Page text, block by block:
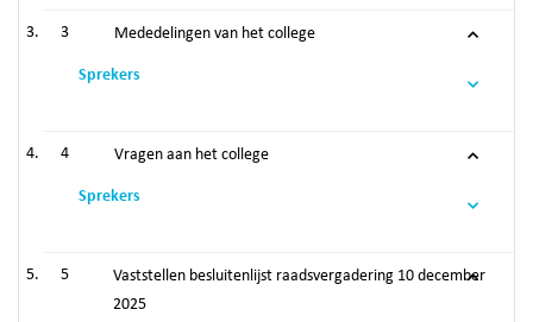
3 Mededelingen van het college
Sprekers
4 Vragen aan het college
Sprekers
5
Vaststellen besluitenlijst raadsvergadering 10 december
2025